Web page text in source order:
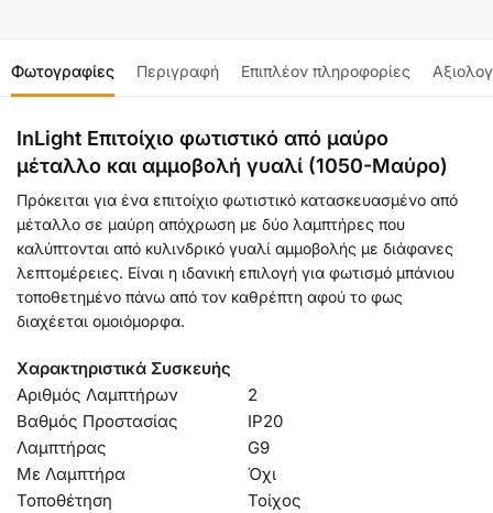
Φωτογραφίες Περιγραφή Επιπλέον πληροφορίες
InLight Επιτοίχιο φωτιστικό από μαύρο
μέταλλο και αμμοβολή γυαλί (1050-Μαύρο)
Πρόκειται για ένα επιτοίχιο φωτιστικό κατασκευασμένο από
μέταλλο σε μαύρη απόχρωση με δύο λαμπτήρες που
καλύπτονται από κυλινδρικό γυαλί αμμοβολής με διάφανες
λεπτομέρειες. Είναι η ιδανική επιλογή για φωτισμό μπάνιου
τοποθετημένο πάνω από τον καθρέπτη αφού το φως
διαχέεται ομοιόμορφα.
Χαρακτηριστικά Συσκευής
Αριθμός Λαμπτήρων
2
Βαθμός Προστασίας
IP20
Λαμπτήρας
G9
Με Λαμπτήρα
Όχι
Τοποθέτηση
Τοίχος